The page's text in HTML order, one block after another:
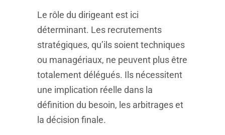
Le rôle du dirigeant est ici
déterminant. Les recrutements
stratégiques, qu’ils soient techniques
ou managériaux, ne peuvent plus être
totalement délégués. Ils nécessitent
une implication réelle dans la
définition du besoin, les arbitrages et
la décision finale.